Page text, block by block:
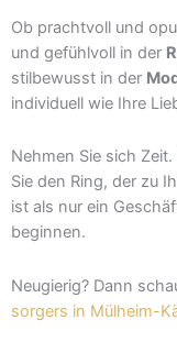
Ob prachtvoll und
und gefühlvoll in der
stilbewusst in der
individuell wie Ihre
Nehmen Sie sich
Sie den Ring, der zu
ist als nur ein
beginnen.
Neugierig? Dann
sorgers in Mülheim-